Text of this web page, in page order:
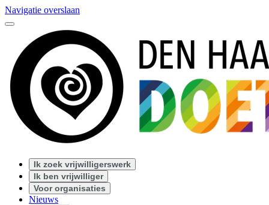
Navigatie overslaan
Ik zoek vrijwilligerswerk
Ik ben vrijwilliger
Voor organisaties
Nieuws